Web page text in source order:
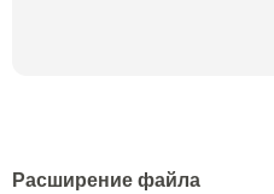
Расширение файла